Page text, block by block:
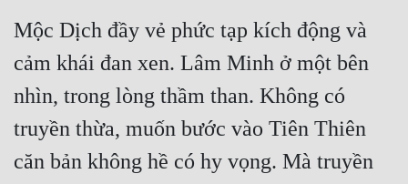
Đẹp
Đẹp Hiệp
Tính Cách Nhân Vật :
Cơ Trí
Mộc Dịch đầy vẻ phức tạp kích động và
cảm khái đan xen. Lâm Minh ở một bên
nhìn, trong lòng thầm than. Không có
truyền thừa, muốn bước vào Tiên Thiên
căn bản không hề có hy vọng. Mà truyền